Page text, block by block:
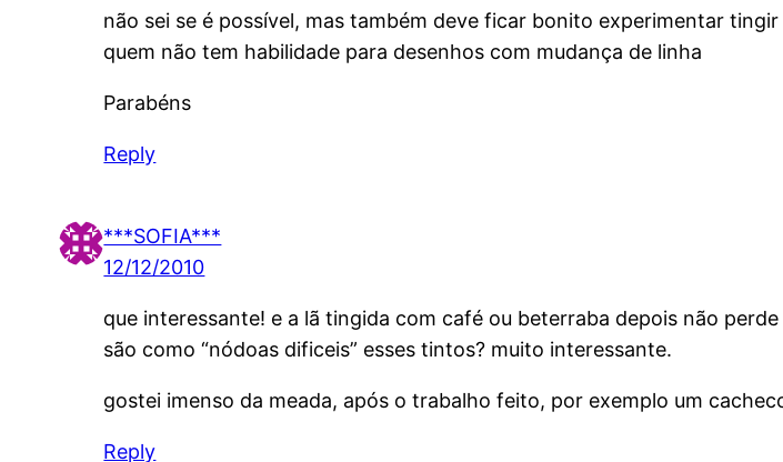
não sei se é possível, mas também deve ficar bonito experimentar
quem não tem habilidade para desenhos com mudança de linha
Parabéns
Reply
***SOFIA***
12/12/2010
que interessante! e a lã tingida com café ou beterraba depois não
são como “nódoas dificeis” esses tintos? muito interessante.
gostei imenso da meada, após o trabalho feito, por exemplo um
Reply